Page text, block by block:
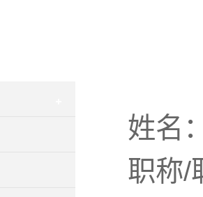
姓名
职称/